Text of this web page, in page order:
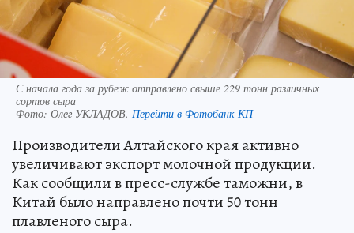
С начала года за рубеж отправлено свыше 229 тонн различных
сортов сыра
Фото: Олег УКЛАДОВ. Перейти в Фотобанк КП
Производители Алтайского края активно
увеличивают экспорт молочной продукции.
Как сообщили в пресс-службе таможни, в
Китай было направлено почти 50 тонн
плавленого сыра.